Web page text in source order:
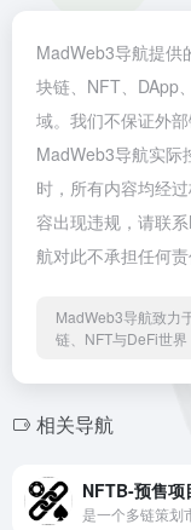
MadWeb3导航提供
块链、NFT、DApp
域。我们不保证外
MadWeb3导航实际
时，所有内容均经
容出现违规，请联
航对此不承担任何责
MadWeb3导航致力
链、NFT与DeFi世界
相关导航
NFTB-预售项